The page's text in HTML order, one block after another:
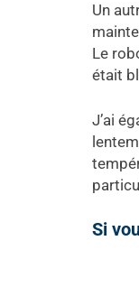
Un
Le
était
J’ai
Si